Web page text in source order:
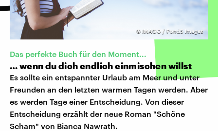
© IMAGO / Pond5 Images
Das perfekte Buch für den Moment...
… wenn du dich endlich einmischen willst
Es sollte ein entspannter Urlaub am Meer und unter
Freunden an den letzten warmen Tagen werden. Aber
es werden Tage einer Entscheidung. Von dieser
Entscheidung erzählt der neue Roman "Schöne
Scham" von Bianca Nawrath.